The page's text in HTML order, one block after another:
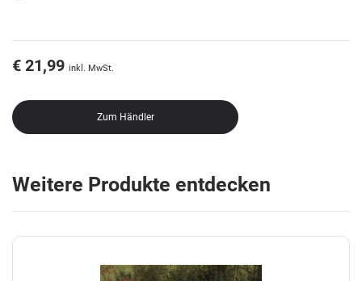
€ 21,99 inkl. MwSt.
Zum Händler
Weitere Produkte entdecken